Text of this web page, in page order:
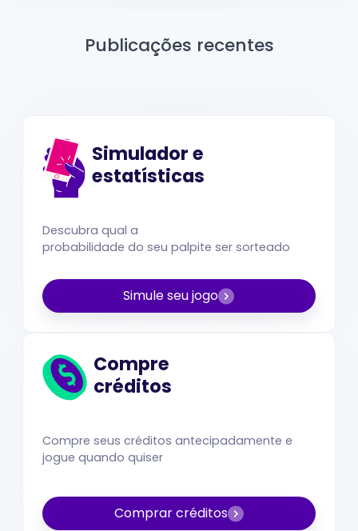
Publicações recentes
Simulador e
estatísticas
Descubra qual a
probabilidade do seu palpite ser sorteado
Simule seu jogo
Compre
créditos
Compre seus créditos antecipadamente e
jogue quando quiser
Comprar créditos